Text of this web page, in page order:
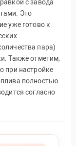
с завода
Это
уже готово к
пара)
Также отметим,
при настройке
полностью
согласно